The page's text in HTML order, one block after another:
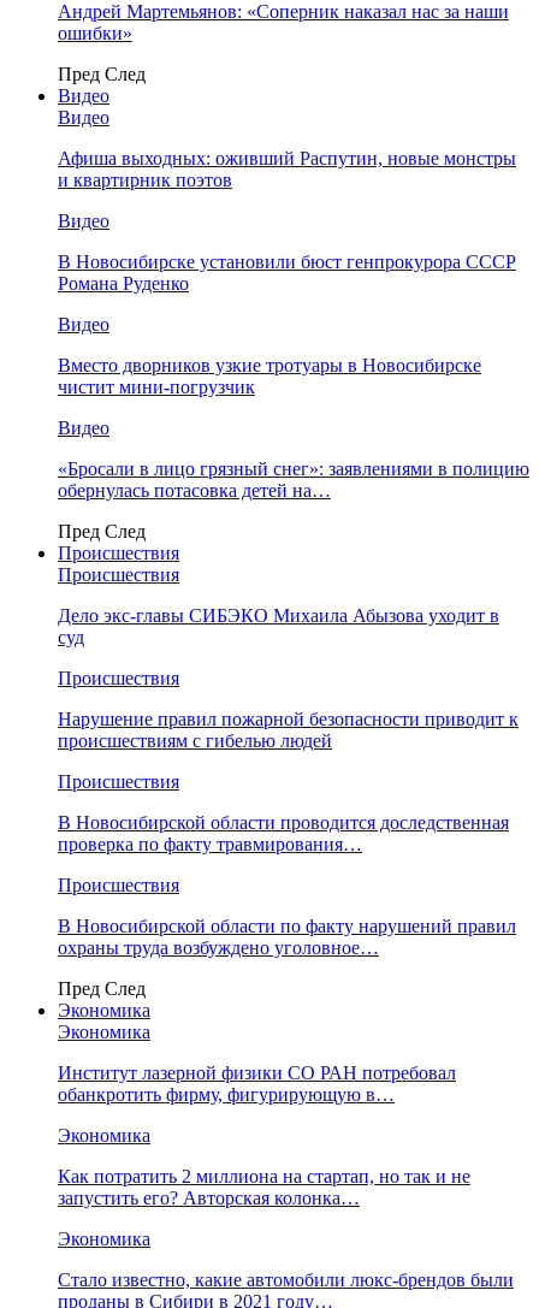
Андрей Мартемьянов: «Соперник наказал нас за наши
ошибки»
Пред След
Видео
Видео
Афиша выходных: оживший Распутин, новые монстры
и квартирник поэтов
Видео
В Новосибирске установили бюст генпрокурора СССР
Романа Руденко
Видео
Вместо дворников узкие тротуары в Новосибирске
чистит мини-погрузчик
Видео
«Бросали в лицо грязный снег»: заявлениями в полицию
обернулась потасовка детей на…
Пред След
Происшествия
Происшествия
Дело экс-главы СИБЭКО Михаила Абызова уходит в
суд
Происшествия
Нарушение правил пожарной безопасности приводит к
происшествиям с гибелью людей
Происшествия
В Новосибирской области проводится доследственная
проверка по факту травмирования…
Происшествия
В Новосибирской области по факту нарушений правил
охраны труда возбуждено уголовное…
Пред След
Экономика
Экономика
Институт лазерной физики СО РАН потребовал
обанкротить фирму, фигурирующую в…
Экономика
Как потратить 2 миллиона на стартап, но так и не
запустить его? Авторская колонка…
Экономика
Стало известно, какие автомобили люкс-брендов были
проданы в Сибири в 2021 году…